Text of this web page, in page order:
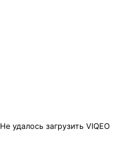
Не удалось загрузить VIQEO